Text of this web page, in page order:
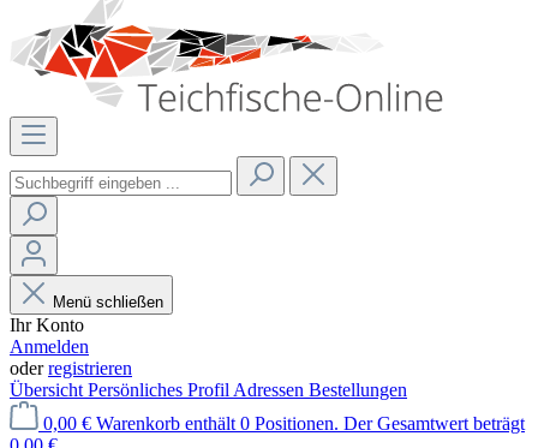
Menü schließen
Ihr Konto
Anmelden
oderregistrieren
Übersicht Persönliches Profil Adressen Bestellungen
0,00 € Warenkorb enthält 0 Positionen. Der Gesamtwert beträgt